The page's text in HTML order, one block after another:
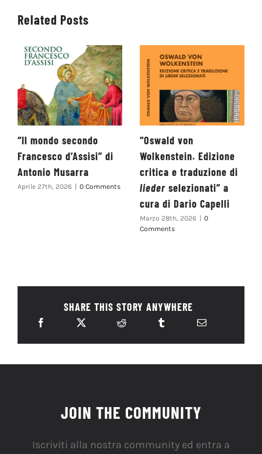
Related Posts
“Il mondo secondo
Francesco d’Assisi” di
Antonio Musarra
Aprile 27th, 2026 0 Comments
“Oswald von
Wolkenstein. Edizione
critica e traduzione di
liederselezionati” a
cura di Dario Capelli
Marzo 28th, 2026
0
Comments
SHARE THIS STORY ANYWHERE
JOIN THE COMMUNITY
Iscriviti alla nostra community ed entra a